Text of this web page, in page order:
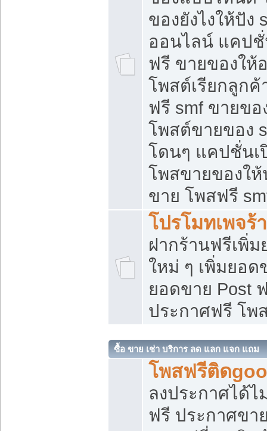
ของยังไงให้ปั
ออนไลน์ แคป
ฟรี ขายของให้
โพสต์เรียกลูกค้
ฟรี smf ขายขอ
โพสต์ขายของ
โดนๆ แคปชั่นเ
โพสขายของใ
ขาย โพสฟรี
โปรโมทเพจร้
ฝากร้านฟรีเพิ่
ใหม่ ๆ เพิ่มยอด
ยอดขาย Post
ประกาศฟรี โพ
ซื้อ ขาย เช่า บริการ ลด แลก แจก แถม
โพสฟรีติด
ลงประกาศได้
ฟรี ประกาศข